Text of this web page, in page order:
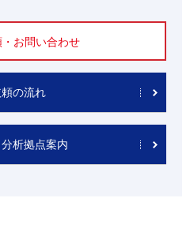
・お問い合わせ
頼の流れ
析拠点案内